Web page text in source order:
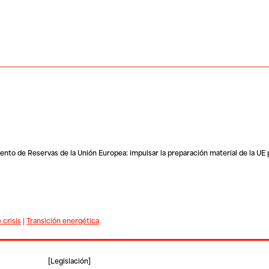
de Reservas de la Unión Europea: impulsar la preparación material de la UE
crisis| Transición energética
[Legislación]